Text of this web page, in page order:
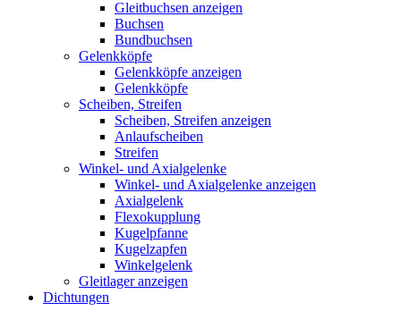
Gleitbuchsen anzeigen
Buchsen
Bundbuchsen
Gelenkköpfe
Gelenkköpfe anzeigen
Gelenkköpfe
Scheiben, Streifen
Scheiben, Streifen anzeigen
Anlaufscheiben
Streifen
Winkel- und Axialgelenke
Winkel- und Axialgelenke anzeigen
Axialgelenk
Flexokupplung
Kugelpfanne
Kugelzapfen
Winkelgelenk
Gleitlager anzeigen
Dichtungen